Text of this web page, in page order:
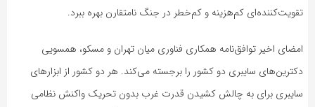
تقویت‌کننده‌ای کم‌هزینه و کم‌خطر در جنگ نامتقارن بهره ببرد.
امضای اخیر توافق‌نامه همکاری فناوری میان تهران و مسکو، همسویی
دکترین‌های سایبری دو کشور را برجسته می‌کند. هر دو کشور از ابزارهای
سایبری برای به چالش کشیدن قدرت غرب بدون تحریک واکنش نظامی